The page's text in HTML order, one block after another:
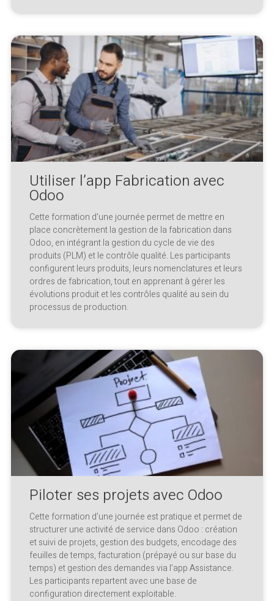
Utiliser l’app Fabrication avec
Odoo
Cette formation d’une journée permet de mettre en
place concrètement la gestion de la fabrication dans
Odoo, en intégrant la gestion du cycle de vie des
produits (PLM) et le contrôle qualité. Les participants
configurent leurs produits, leurs nomenclatures et leurs
ordres de fabrication, tout en apprenant à gérer les
évolutions produit et les contrôles qualité au sein du
processus de production.
Piloter ses projets avec Odoo
Cette formation d’une journée est pratique et permet de
structurer une activité de service dans Odoo : création
et suivi de projets, gestion des budgets, encodage des
feuilles de temps, facturation (prépayé ou sur base du
temps) et gestion des demandes via l’app Assistance.
Les participants repartent avec une base de
configuration directement exploitable.